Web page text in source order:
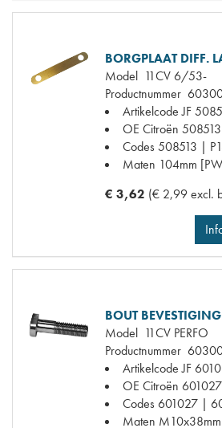
BORGPLAAT DIFF.
Model 11CV 6/53-
Productnummer
Artikelcode JF
OE Citroën 508513
Codes508513 |
Maten 104mm
€ 3,62 (€ 2,99 excl.
BOUT
Model 11CV PERFO
Productnummer
Artikelcode JF
OE Citroën 601027
Codes 601027 |
Maten